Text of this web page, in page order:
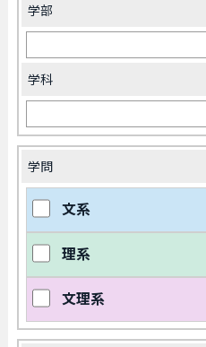
学部
学科
学問
文系
理系
文理系